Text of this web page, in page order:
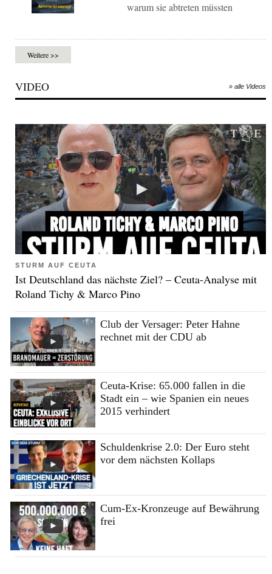
warum sie abtreten müssten
Weitere >>
VIDEO » alle Videos
STURM AUF CEUTA
Ist Deutschland das nächste Ziel? – Ceuta-Analyse mit
Roland Tichy & Marco Pino
Club der Versager: Peter Hahne
rechnet mit der CDU ab
Ceuta-Krise: 65.000 fallen in die
Stadt ein – wie Spanien ein neues
2015 verhindert
Schuldenkrise 2.0: Der Euro steht
vor dem nächsten Kollaps
Cum-Ex-Kronzeuge auf Bewährung
frei